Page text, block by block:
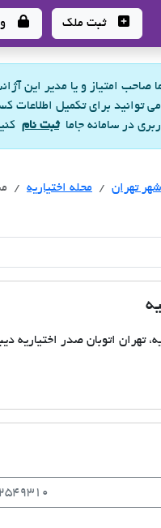
جامع املاک و مشاورین
ثبت ملک
صاحب امتیاز و یا مدیر این
توانید برای تکمیل اطلاعات
در سامانه جاماثبت نام
آژانس های املاک
شهر تهران آژانس های املاک
محله اختیاریه
تهران اتوبان صدر اختیاریه